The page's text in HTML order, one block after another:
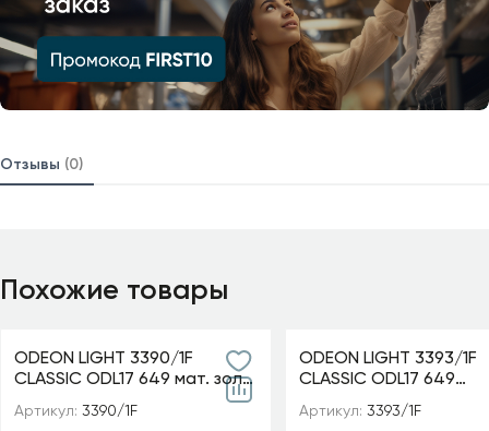
Отзывы (0)
Похожие товары
ODEON LIGHT 3390/1F
CLASSIC ODL17 649 мат. зол/
абажур ткань/хрусталь
Торшер E14 40W 220V
Артикул: 3390/1F
ODEON LIGHT 3393/1F
CLASSIC ODL17 649
мат.золото/абажур
хрусталь Торшер E14
Артикул: 3393/1F